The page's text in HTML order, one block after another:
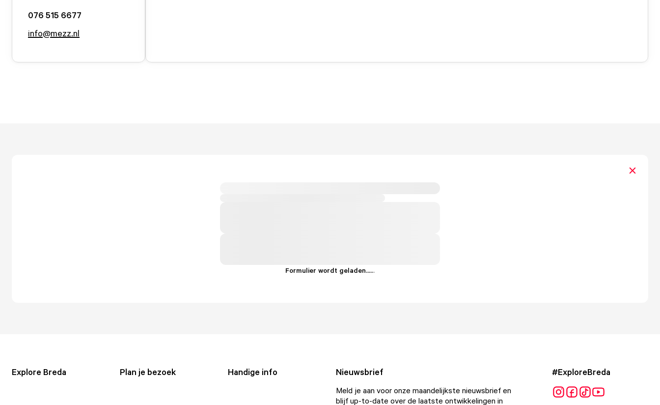
076 515 6677
info@mezz.nl
Formulier wordt geladen......
Explore Breda Plan je bezoek Handige info Nieuwsbrief
Meld je aan voor onze maandelijkste nieuwsbrief en
blijf up-to-date over de laatste ontwikkelingen in
#ExploreBreda